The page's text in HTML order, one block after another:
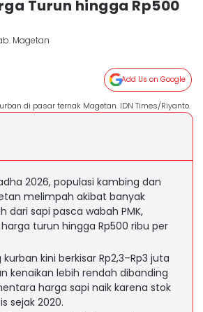
Turun hingga Rp500
Magetan
Add Us on Google
di pasar ternak Magetan. IDN Times/Riyanto.
2026, populasi kambing dan
melimpah akibat banyak
dari sapi pasca wabah PMK,
turun hingga Rp500 ribu per
kini berkisar Rp2,3–Rp3 juta
kenaikan lebih rendah dibanding
harga sapi naik karena stok
sejak 2020.